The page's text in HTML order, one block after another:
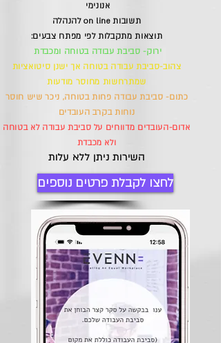
אנונימי
תשובות on line להנהלה
תוצאות מתקבלות לפי מפתח צבעים:
ירוק- סביבת עבודה בטוחה ומכבדת
צהוב-סביבת עבודה בטוחה אך ישנן סיטואציות
שמתרחשות מחוסר מודעות
כתום- סביבת עבודה פחות בטוחה, ניכר שיש חוסר
נוחות בקרב העובדים
אדום-העובדים מדווחים על סביבת עבודה לא בטוחה
ולא מכבדת
השירות ניתן ללא עלות
לחצו לקבלת פרטים נוספים